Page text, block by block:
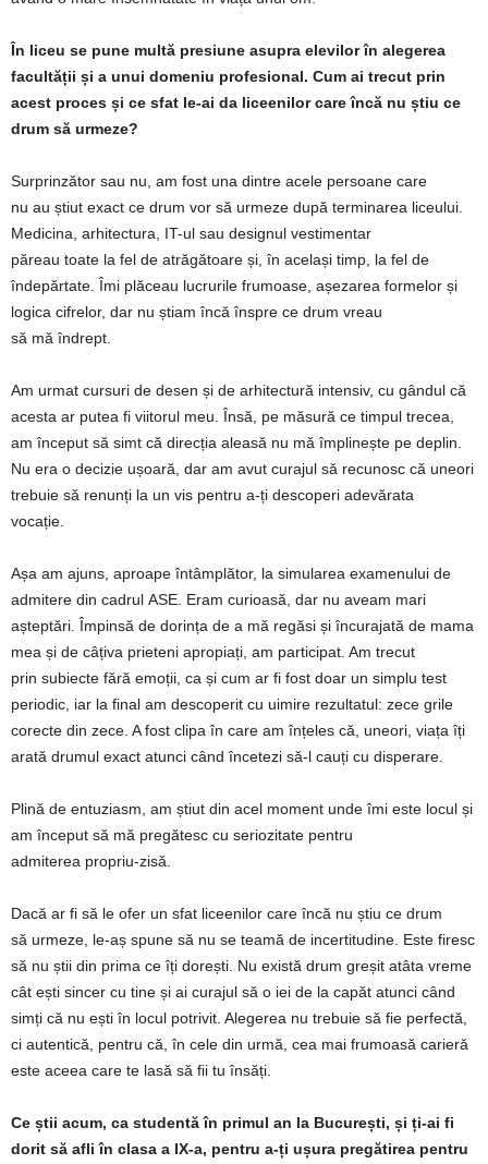
În liceu se pune multă presiune asupra elevilor în alegerea
facultății și a unui domeniu profesional. Cum ai trecut prin
acest proces și ce sfat le-ai da liceenilor care încă nu știu ce
drum să urmeze?
Surprinzător sau nu, am fost una dintre acele persoane care
nu au știut exact ce drum vor să urmeze după terminarea liceului.
Medicina, arhitectura, IT-ul sau designul vestimentar
păreau toate la fel de atrăgătoare și, în același timp, la fel de
îndepărtate. Îmi plăceau lucrurile frumoase, așezarea formelor și
logica cifrelor, dar nu știam încă înspre ce drum vreau
să mă îndrept.
Am urmat cursuri de desen și de arhitectură intensiv, cu gândul că
acesta ar putea fi viitorul meu. Însă, pe măsură ce timpul trecea,
am început să simt că direcția aleasă nu mă împlinește pe deplin.
Nu era o decizie ușoară, dar am avut curajul să recunosc că uneori
trebuie să renunți la un vis pentru a-ți descoperi adevărata
vocație.
Așa am ajuns, aproape întâmplător, la simularea examenului de
admitere din cadrul ASE. Eram curioasă, dar nu aveam mari
așteptări. Împinsă de dorința de a mă regăsi și încurajată de mama
mea și de câțiva prieteni apropiați, am participat. Am trecut
prin subiecte fără emoții, ca și cum ar fi fost doar un simplu test
periodic, iar la final am descoperit cu uimire rezultatul: zece grile
corecte din zece. A fost clipa în care am înțeles că, uneori, viața îți
arată drumul exact atunci când încetezi să-l cauți cu disperare.
Plină de entuziasm, am știut din acel moment unde îmi este locul și
am început să mă pregătesc cu seriozitate pentru
admiterea propriu-zisă.
Dacă ar fi să le ofer un sfat liceenilor care încă nu știu ce drum
să urmeze, le-aș spune să nu se teamă de incertitudine. Este firesc
să nu știi din prima ce îți dorești. Nu există drum greșit atâta vreme
cât ești sincer cu tine și ai curajul să o iei de la capăt atunci când
simți că nu ești în locul potrivit. Alegerea nu trebuie să fie perfectă,
ci autentică, pentru că, în cele din urmă, cea mai frumoasă carieră
este aceea care te lasă să fii tu însăți.
Ce știi acum, ca studentă în primul an la București, și ți-ai fi
dorit să afli în clasa a IX-a, pentru a-ți ușura pregătirea pentru